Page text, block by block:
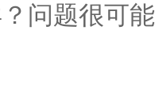
问题很可